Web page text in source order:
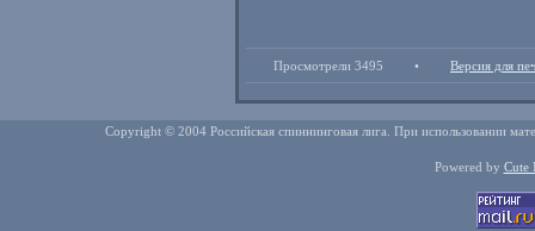
Просмотрели 3495 • Версия для
Copyright © 2004 Российская спиннинговая лига. При использовании
Powered by Cute